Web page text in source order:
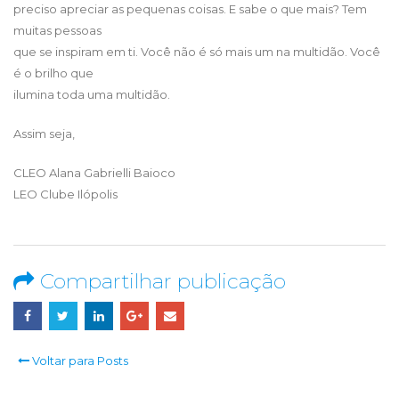
preciso apreciar as pequenas coisas. E sabe o que mais? Tem
muitas pessoas
que se inspiram em ti. Você não é só mais um na multidão. Você
é o brilho que
ilumina toda uma multidão.
Assim seja,
CLEO Alana Gabrielli Baioco
LEO Clube Ilópolis
Compartilhar publicação
Voltar para Posts